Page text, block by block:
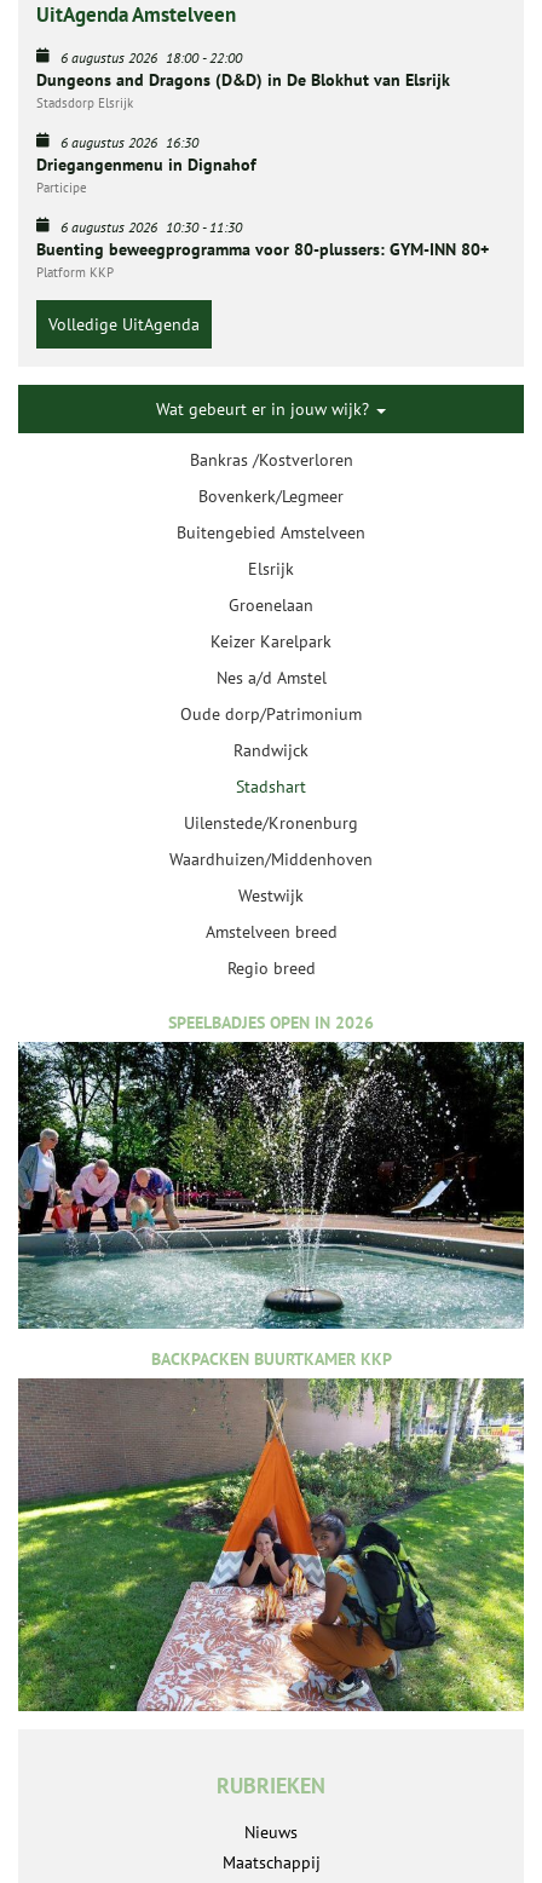
UitAgenda Amstelveen
6 augustus 2026 18:00-22:00
Dungeons and Dragons (D&D) in De Blokhut van Elsrijk
Stadsdorp Elsrijk
6 augustus 2026 16:30
Driegangenmenu in Dignahof
Participe
6 augustus 2026 10:30-11:30
Buenting beweegprogramma voor 80-plussers: GYM-INN 80+
Platform KKP
Volledige UitAgenda
Wat gebeurt er in jouw wijk?
Bankras /Kostverloren
Bovenkerk/Legmeer
Buitengebied Amstelveen
Elsrijk
Groenelaan
Keizer Karelpark
Nes a/d Amstel
Oude dorp/Patrimonium
Randwijck
Stadshart
Uilenstede/Kronenburg
Waardhuizen/Middenhoven
Westwijk
Amstelveen breed
Regio breed
SPEELBADJES OPEN IN 2026
BACKPACKEN BUURTKAMER KKP
RUBRIEKEN
Nieuws
Maatschappij